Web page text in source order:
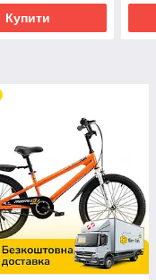
Купити